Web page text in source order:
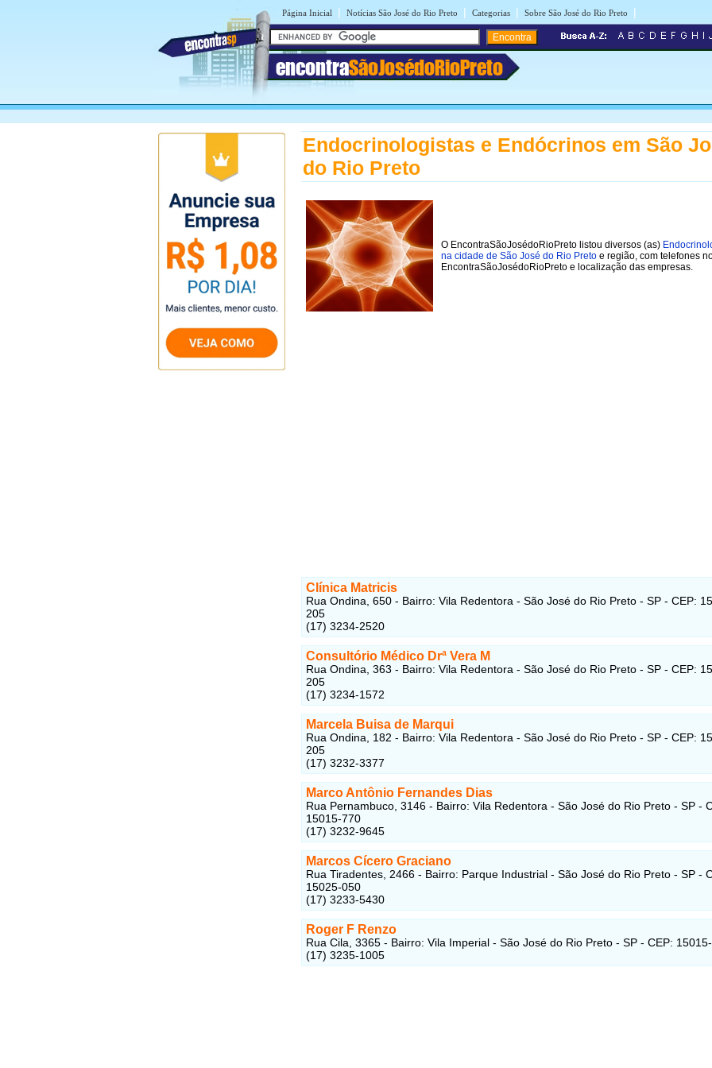
Página Inicial | Notícias São José do Rio Preto | Categorias | Sobre São José do Rio Preto |
encontraSãoJosédoRioPreto
Endocrinologistas e Endócrinos em São
do Rio Preto
O EncontraSãoJosédoRioPreto listou diversos (as)
na cidade de São José do Rio Preto e região, com telefones
EncontraSãoJosédoRioPreto e localização das empresas.
Clínica Matricis
Rua Ondina, 650 - Bairro: Vila Redentora - São José do Rio Preto - SP - CEP:
205
(17) 3234-2520
Consultório Médico Drª Vera M
Rua Ondina, 363 - Bairro: Vila Redentora - São José do Rio Preto - SP - CEP:
205
(17) 3234-1572
Marcela Buisa de Marqui
Rua Ondina, 182 - Bairro: Vila Redentora - São José do Rio Preto - SP - CEP:
205
(17) 3232-3377
Marco Antônio Fernandes Dias
Rua Pernambuco, 3146 - Bairro: Vila Redentora - São José do Rio Preto - SP -
15015-770
(17) 3232-9645
Marcos Cícero Graciano
Rua Tiradentes, 2466 - Bairro: Parque Industrial - São José do Rio Preto - SP -
15025-050
(17) 3233-5430
Roger F Renzo
Rua Cila, 3365 - Bairro: Vila Imperial - São José do Rio Preto - SP - CEP:
(17) 3235-1005